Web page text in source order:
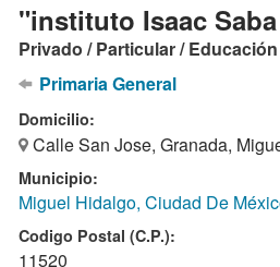
"instituto Isaac
Privado / Particular /
Primaria General
Domicilio:
Calle San Jose, Granada,
Municipio:
Miguel Hidalgo, Ciudad De
Codigo Postal (C.P.):
11520